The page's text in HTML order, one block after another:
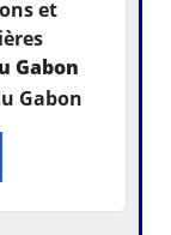
et
Gabon